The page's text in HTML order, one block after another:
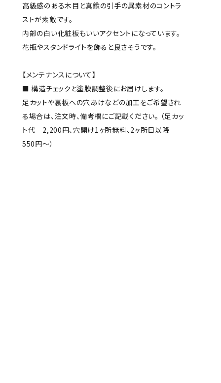
高級感のある木目と真鍮の引手の異素材のコントラ
ストが素敵です。
内部の白い化粧板もいいアクセントになっています。
花瓶やスタンドライトを飾ると良さそうです。
【メンテナンスについて】
■ 構造チェックと塗膜調整後にお届けします。
足カットや裏板への穴あけなどの加工をご希望され
る場合は、注文時、備考欄にご記載ください。 （足カッ
ト代 2,200円、穴開け1ヶ所無料、2ヶ所目以降
550円～）